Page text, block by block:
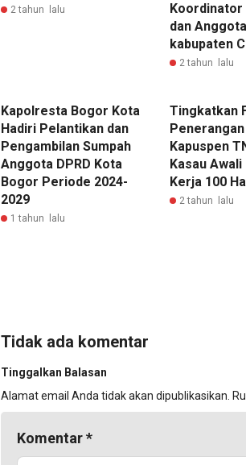
2 tahun lalu
Koordinator
dan
kabupaten
2 tahun lalu
Kapolresta Bogor Kota
Hadiri Pelantikan dan
Pengambilan Sumpah
Anggota DPRD Kota
Bogor Periode 2024-
2029
1 tahun lalu
Tingkatkan
Penerangan
Kapuspen
Kasau
Kerja 100
2 tahun lalu
Tidak ada komentar
Tinggalkan Balasan
Alamat email Anda tidak akan dipublikasikan.
Komentar*